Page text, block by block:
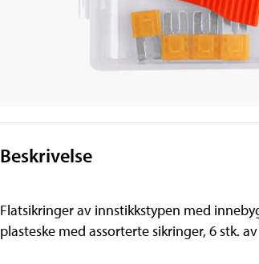
Beskrivelse
Flatsikringer av innstikkstypen med
plasteske med assorterte sikringer, 6 stk.